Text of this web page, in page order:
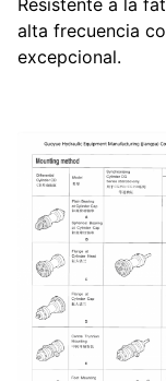
Resistente a la
alta frecuencia
excepcional.